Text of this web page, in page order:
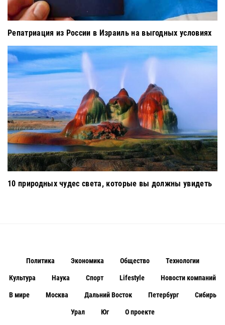
Репатриация из России в Израиль на выгодных условиях
10 природных чудес света, которые вы должны увидеть
Политика Экономика Общество Технологии
Культура Наука Спорт Lifestyle Новости компаний
В мире Москва Дальний Восток Петербург Сибирь
Урал Юг О проекте